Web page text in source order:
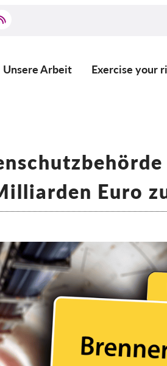
Unsere Arbeit Exercise your
Euro